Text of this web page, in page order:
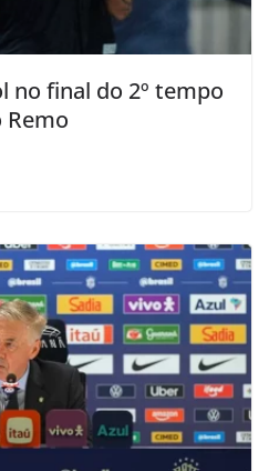
no final do 2º tempo
Remo